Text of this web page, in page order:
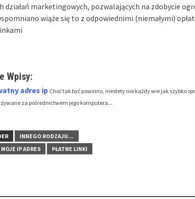
działań marketingowych, pozwalających na zdobycie
wiąże się to z odpowiednimi (niemałymi)
Wpisy:
adres ip Choć tak być powinno, niestety nie każdy wie jak szybko
za pośrednictwem jego komputera...
INNEGO RODZAJU...
MOJE IP ADRES PŁATNE LINKI